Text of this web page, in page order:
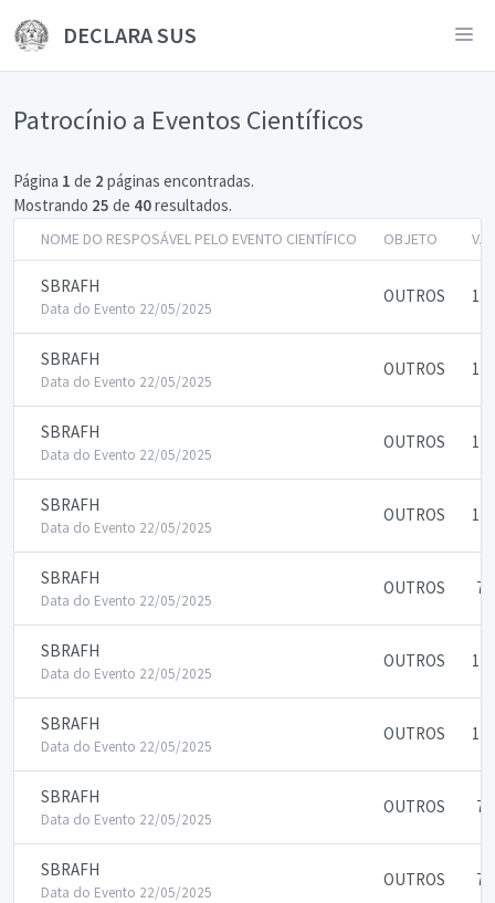
DECLARA SUS
Patrocínio a Eventos Científicos
Página 1 de 2 páginas encontradas.
Mostrando 25 de 40resultados.
NOME DO RESPOSÁVEL PELO EVENTO CIENTÍFICO OBJETO
SBRAFH
Data do Evento 22/05/2025
OUTROS
SBRAFH
Data do Evento 22/05/2025
OUTROS
SBRAFH
Data do Evento 22/05/2025
OUTROS
SBRAFH
Data do Evento 22/05/2025
OUTROS
SBRAFH
Data do Evento 22/05/2025
OUTROS
SBRAFH
Data do Evento 22/05/2025
OUTROS
SBRAFH
Data do Evento 22/05/2025
OUTROS
SBRAFH
Data do Evento 22/05/2025
OUTROS
SBRAFH
Data do Evento 22/05/2025
OUTROS